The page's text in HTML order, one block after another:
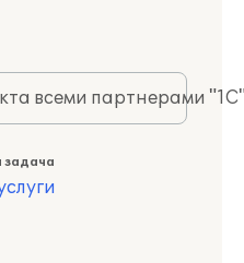
всеми партнерами
задача